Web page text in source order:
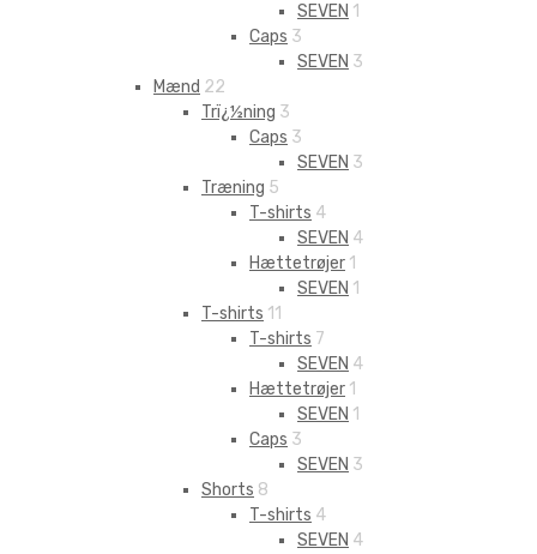
SEVEN 1
Caps 3
SEVEN 3
Mænd 22
Trï¿½ning 3
Caps 3
SEVEN 3
Træning 5
T-shirts 4
SEVEN 4
Hættetrøjer 1
SEVEN 1
T-shirts 11
T-shirts 7
SEVEN 4
Hættetrøjer 1
SEVEN 1
Caps 3
SEVEN 3
Shorts 8
T-shirts 4
SEVEN 4